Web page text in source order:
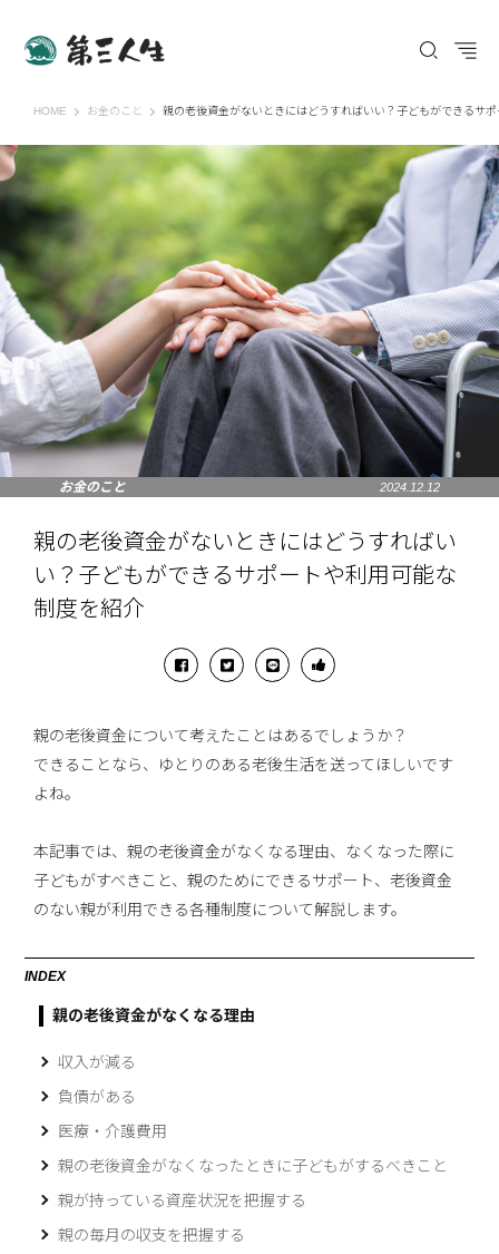
HOME 第三人生 〜寄り道の歩き方〜
お金のこと 親の老後資金がないときにはどうすればいい？子どもができるサ
お金のこと 2024.12.12
親の老後資金がないときにはどうすればい
い？子どもができるサポートや利用可能な
制度を紹介
親の老後資金について考えたことはあるでしょうか？
できることなら、ゆとりのある老後生活を送ってほしいです
よね。
本記事では、親の老後資金がなくなる理由、なくなった際に
子どもがすべきこと、親のためにできるサポート、老後資金
のない親が利用できる各種制度について解説します。
INDEX
親の老後資金がなくなる理由
収入が減る
負債がある
医療・介護費用
親の老後資金がなくなったときに子どもがするべきこと
親が持っている資産状況を把握する
親の毎月の収支を把握する